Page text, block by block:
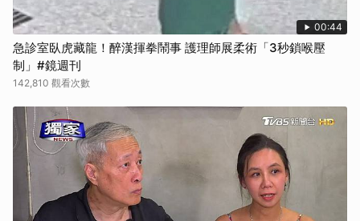
00:44
急診室臥虎藏龍！醉漢揮拳鬧事 護理師展柔術「3秒鎖喉壓
制」#鏡週刊
142,810 觀看次數